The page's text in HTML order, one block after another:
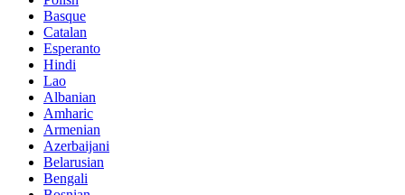
Basque
Catalan
Esperanto
Hindi
Lao
Albanian
Amharic
Armenian
Azerbaijani
Belarusian
Bengali